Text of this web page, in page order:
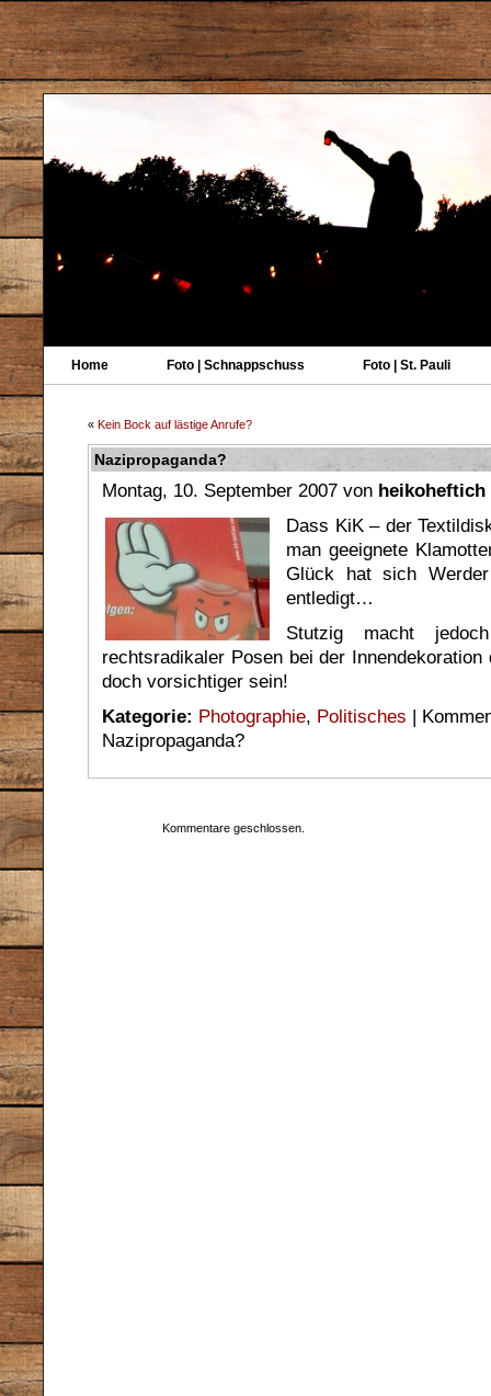
Home Foto | Schnappschuss Foto | St. Pauli
« Kein Bock auf lästige Anrufe?
Nazipropaganda?
Montag, 10. September 2007 von heikoheftich
Dass KiK – der
man geeignete
Glück hat sich
entledigt…
Stutzig macht
rechtsradikaler Posen bei der
doch vorsichtiger sein!
Kategorie: Photographie, Politisches |
Nazipropaganda?
Kommentare geschlossen.